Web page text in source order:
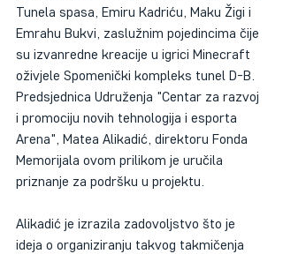
Tunela spasa, Emiru Kadriću, Maku Žigi i
Emrahu Bukvi, zaslužnim pojedincima čije
su izvanredne kreacije u igrici Minecraft
oživjele Spomenički kompleks tunel D-B.
Predsjednica Udruženja "Centar za razvoj
i promociju novih tehnologija i esporta
Arena", Matea Alikadić, direktoru Fonda
Memorijala ovom prilikom je uručila
priznanje za podršku u projektu.
Alikadić je izrazila zadovoljstvo što je
ideja o organiziranju takvog takmičenja